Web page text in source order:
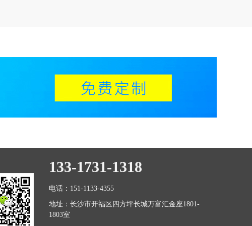
133-1731-1318
电话：151-1133-4355
地址：长沙市开福区四方坪长城万富汇金座1801-
1803室